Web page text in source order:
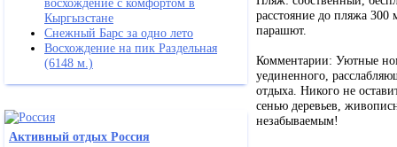
Кыргызстане
Снежный Барс за одно лето
Восхождение на пик Раздельная
(6148 м.)
Активный отдых Россия
расстояние до пляжа 300
парашют.
Комментарии: Уютные
уединенного,
отдыха. Никого не
сенью деревьев,
незабываемым!